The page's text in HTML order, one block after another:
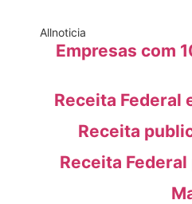
Allnoticia
Empresas com
Receita Federal
Receita
Receita